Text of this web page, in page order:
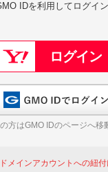
ID
はValue Domain Oneのロ
Domain Oneアカウン
以下でも登録可能
ID
IDを利用してログイ
方はGMO IDのページへ移
メインアカウントへの紐